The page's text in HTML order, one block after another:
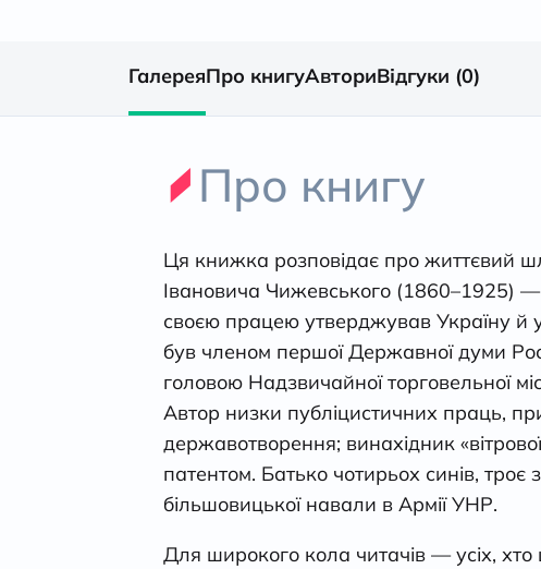
ГалереяПро книгуАвториВідгуки (0)
Про книгу
Ця книжка розповідає про життєвий
Івановича Чижевського (1860–1925)
своєю працею утверджував Україну й
був членом першої Державної думи
головою Надзвичайної торговельної
Автор низки публіцистичних праць,
державотворення; винахідник
патентом. Батько чотирьох синів,
більшовицької навали в Армії УНР.
Для широкого кола читачів — усіх,